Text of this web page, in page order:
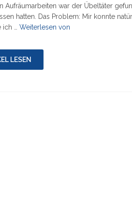
Aufräumarbeiten war der Übeltäter
hatten. Das Problem: Mir konnte
… Weiterlesen von
LESEN